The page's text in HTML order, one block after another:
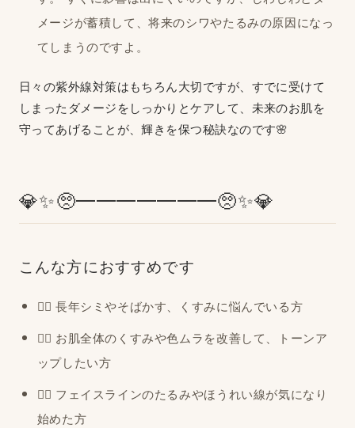
メージが蓄積して、将来のシワやたるみの原因になっ
てしまうのですよ。
日々の紫外線対策はもちろん大切ですが、すでに受けて
しまったダメージをしっかりとケアして、未来のお肌を
守ってあげることが、輝きを保つ秘訣なのです🌸
💎✨🥺━━━━━━━🥺✨💎
こんな方におすすめです
🙋‍♀️ 長年シミやそばかす、くすみに悩んでいる方
🙋‍♀️ お肌全体のくすみや色ムラを改善して、トーンア
ップしたい方
🙋‍♀️ フェイスラインのたるみやほうれい線が気になり
始めた方